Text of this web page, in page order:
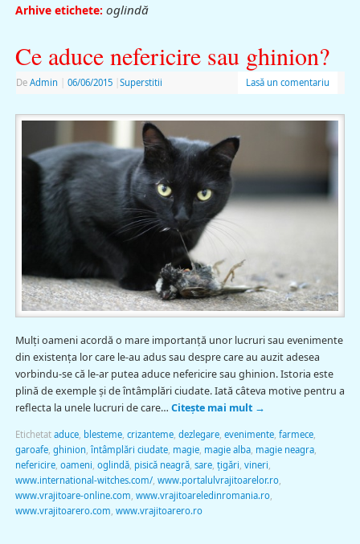
Arhive etichete: oglindă
Ce aduce nefericire sau ghinion?
De Admin 06/06/2015 Superstitii Lasă un comentariu
Mulţi oameni acordă o mare importanţă unor lucruri sau evenimente
din existenţa lor care le-au adus sau despre care au auzit adesea
vorbindu-se că le-ar putea aduce nefericire sau ghinion. Istoria este
plină de exemple şi de întâmplări ciudate. Iată câteva motive pentru a
reflecta la unele lucruri de care… Citește mai mult →
Etichetat aduce, blesteme, crizanteme, dezlegare, evenimente, farmece,
garoafe, ghinion ,întâmplări ciudate, magie, magie alba, magie neagra,
nefericire, oameni oglindă, pisică neagră, sare, țigări vineri
www.international-witches.com/, www.portalulvrajitoarelor.ro,
www.vrajitoare-online.com www.vrajitoareledinromania.ro,
www.vrajitoarero.com www.vrajitoarero.ro